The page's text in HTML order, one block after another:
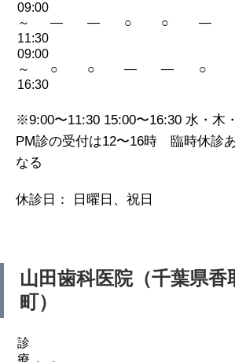
09:00
～
11:30
— — ○ ○ —
09:00
～
16:30
○ ○ — — ○
※9:00〜11:30 15:00〜16:30 水・木
PM診の受付は12〜16時 臨時休診
なる
休診日： 日曜日、祝日
山田歯科医院（千葉県香
町）
診
療